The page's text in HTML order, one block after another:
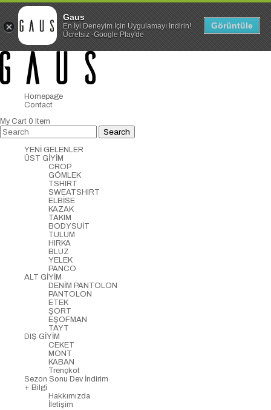
Homepage
Contact
My Cart 0 Item
YENİ GELENLER
ÜST GİYİM
CROP
GÖMLEK
TSHIRT
SWEATSHIRT
ELBİSE
KAZAK
TAKIM
BODYSUİT
TULUM
HIRKA
BLUZ
YELEK
PANCO
ALT GİYİM
DENİM PANTOLON
PANTOLON
ETEK
ŞORT
EŞOFMAN
TAYT
DIŞ GİYİM
CEKET
MONT
KABAN
Trençkot
Sezon Sonu Dev İndirim
+ Bilgi
Hakkımızda
İletişim
Gaus
En İyi Deneyim İçin Uygulamayı İndirin!
Ücretsiz -Google Play'de
Görüntüle